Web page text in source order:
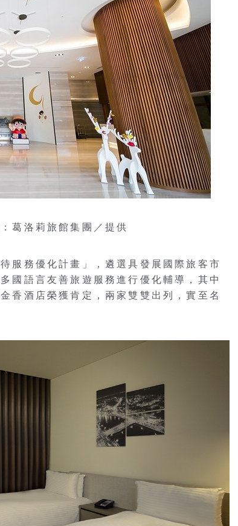
葛洛莉旅館集團／提供
服務優化計畫」，遴選具發展國際旅客市
國語言友善旅遊服務進行優化輔導，其中
香酒店榮獲肯定，兩家雙雙出列，實至名